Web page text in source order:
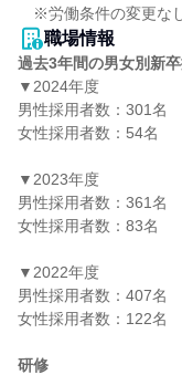
職場情報
過去3年間の男女別新
▼2024年度
男性採用者数：301名
女性採用者数：54名
▼2023年度
男性採用者数：361名
女性採用者数：83名
▼2022年度
男性採用者数：407名
女性採用者数：122名
研修